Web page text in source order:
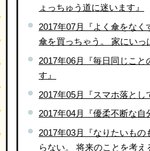
ょっちゅう道に迷います』
2017年07月『よく傘をな
傘を買っちゃう。 家にいっ
2017年06月『毎日同じこ
す』
2017年05月『スマホ落とし
2017年04月『優柔不断な自
2017年03月『なりたいも
らない。 将来のことを考え